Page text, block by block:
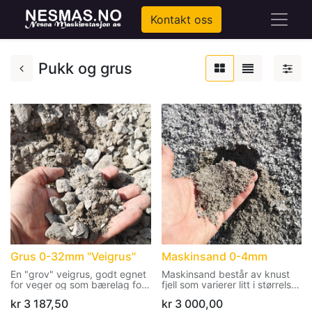
Kontakt oss
Pukk og grus
Grus 0-32mm "Veigrus"
En "grov" veigrus, godt egnet
for veger og som bærelag for
Levering forutsetter at det er
kr 3 187,50
Maskinsand 0-4mm
Maskinsand består av knust
fjell som varierer litt i størrelse,
Levering forutsetter at det er
kr 3 000,00